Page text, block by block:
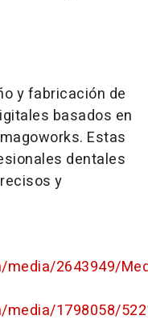
y fabricación de
basados en
Estas
dentales
y
2643949/
1798058/